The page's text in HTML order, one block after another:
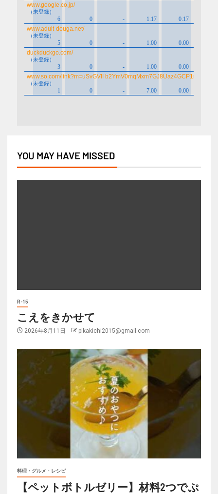
YOU MAY HAVE MISSED
R-15
こえをきかせて
2026年8月11日 pikakichi2015@gmail.com
料理・グルメ・レシピ
【ペットボトルゼリー】材料2つでぷ